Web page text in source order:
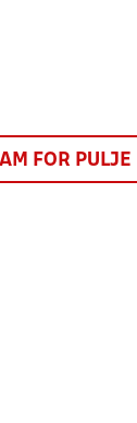
FOR PULJE